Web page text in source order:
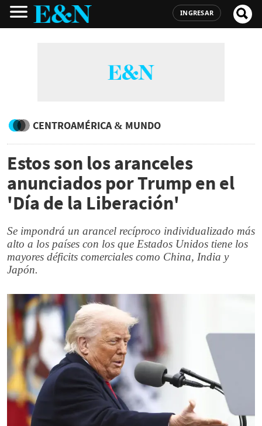
INGRESAR
CENTROAMÉRICA & MUNDO
Estos son los aranceles
anunciados por Trump en el
'Día de la Liberación'
Se impondrá un arancel recíproco individualizado más
alto a los países con los que Estados Unidos tiene los
mayores déficits comerciales como China, India y
Japón.